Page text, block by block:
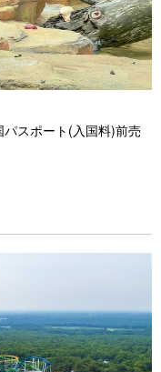
スポート(入国料)前売